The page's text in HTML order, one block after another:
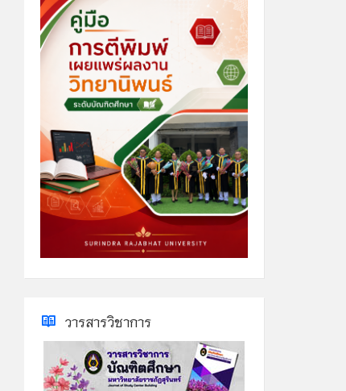
วารสารวิชาการ